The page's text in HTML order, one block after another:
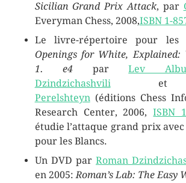
Sicilian Grand Prix Attack, par
Everyman Chess, 2008,ISBN 1-
Le livre-répertoire pour les
Openings for White,
1. e4 parLev
Dzindzichashvili
Perelshteyn(éditions Chess
Research Center, 2006,ISBN
étudie l’attaque grand prix avec
pour les Blancs.
Un DVD par Roman
en 2005:Roman’s Lab: The Easy